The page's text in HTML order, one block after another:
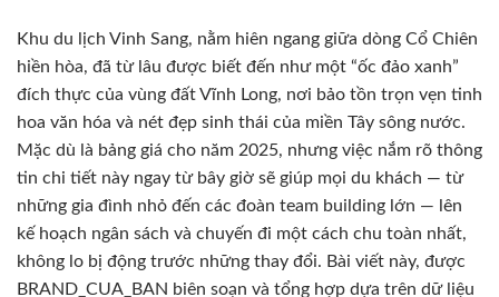
Khu du lịch Vinh Sang, nằm hiên ngang giữa dòng Cổ Chiên
hiền hòa, đã từ lâu được biết đến như một “ốc đảo xanh”
đích thực của vùng đất Vĩnh Long, nơi bảo tồn trọn vẹn tinh
hoa văn hóa và nét đẹp sinh thái của miền Tây sông nước.
Mặc dù là bảng giá cho năm 2025, nhưng việc nắm rõ thông
tin chi tiết này ngay từ bây giờ sẽ giúp mọi du khách — từ
những gia đình nhỏ đến các đoàn team building lớn — lên
kế hoạch ngân sách và chuyến đi một cách chu toàn nhất,
không lo bị động trước những thay đổi. Bài viết này, được
BRAND_CUA_BAN biên soạn và tổng hợp dựa trên dữ liệu